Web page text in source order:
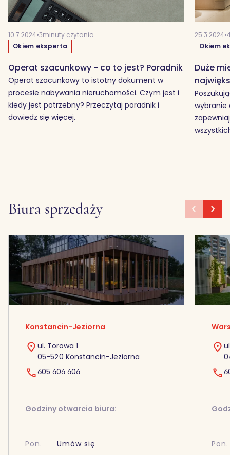
10.7.2024•3minuty czytania
Okiem eksperta
Operat szacunkowy - co to jest? Poradnik
Operat szacunkowy to istotny dokument w
procesie nabywania nieruchomości. Czym jest i
kiedy jest potrzebny? Przeczytaj poradnik i
dowiedz się więcej.
25.3.2024•
Okiem
Duże
wybranie
Biura sprzedaży
Konstancin-Jeziorna
ul. Torowa 1
05-520 Konstancin-Jeziorna
605 606 606
Godziny otwarcia biura:
Pon.
Umów się
Pon.